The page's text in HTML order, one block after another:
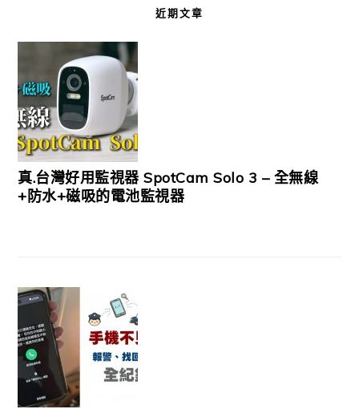
近期文章
真.台灣好用監視器 SpotCam Solo 3 – 全無線
+防水+磁吸的電池監視器